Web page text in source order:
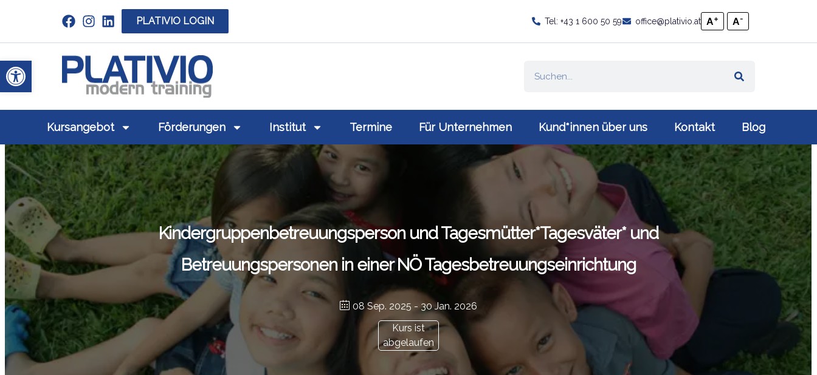
Werkzeugleiste öffnen
Link zu https://www.linkedin.com/company/plativio-modern-training-gmbh/
PLATIVIO LOGIN Tel: +43 1 600 50 59 office@plativio.at A+ A-
Link zu https://www.plativio.at
Kursangebot Förderungen Institut Termine Für Unternehmen Kund*innen über uns Kontakt Blog
Kindergruppenbetreuungsperson und Tagesmütter*Tagesväter* und
Betreuungspersonen in einer NÖ Tagesbetreuungseinrichtung
08 Sep. 2025 - 30 Jan. 2026
Kurs ist
abgelaufen